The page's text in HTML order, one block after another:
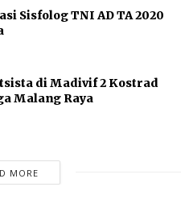
Sisfolog TNI AD TA 2020
di Madivif 2 Kostrad
Malang Raya
MORE